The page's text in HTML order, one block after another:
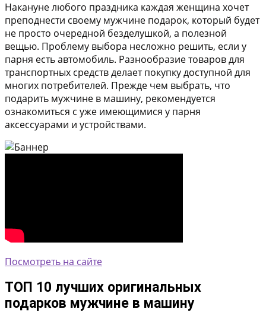
Накануне любого праздника каждая женщина хочет
преподнести своему мужчине подарок, который будет
не просто очередной безделушкой, а полезной
вещью. Проблему выбора несложно решить, если у
парня есть автомобиль. Разнообразие товаров для
транспортных средств делает покупку доступной для
многих потребителей. Прежде чем выбрать, что
подарить мужчине в машину, рекомендуется
ознакомиться с уже имеющимися у парня
аксессуарами и устройствами.
Посмотреть на сайте
ТОП 10 лучших оригинальных
подарков мужчине в машину